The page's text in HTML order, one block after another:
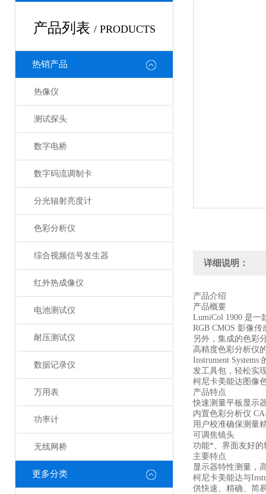
产品列表 / PRODUCTS
热销产品
热像仪
测试探头
数字电桥
数字码流调制卡
分光辐射亮度计
色彩分析仪
综合视频信号发生器
红外热成像仪
电池测试仪
耐压测试仪
数据记录仪
万用表
功率计
无线网桥
更多分类
详细说明：
产品介绍
产品概要
LumiCol 1900 是一
RGB CMOS 影像
另外，集成的色彩
高精度色彩分析仪
Instrument
发工具包，轻松实
柯尼卡美能达图像
产品特点
快速测量平板显示
内置色彩分析仪
用户校准确保测量
可调焦镜头
功能*、界面友好的
主要特点
显示器特性测量，
柯尼卡美能达与
供快速、精确、简